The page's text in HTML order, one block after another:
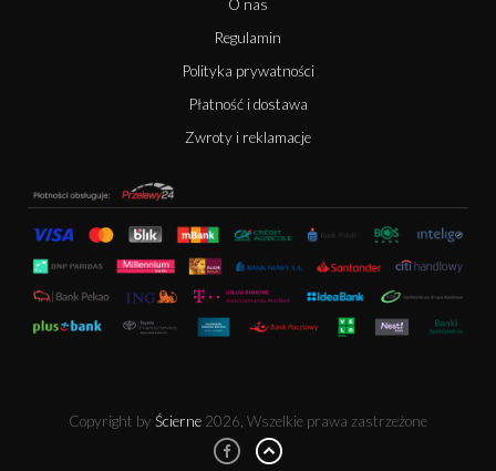
O nas
Regulamin
Polityka prywatności
Płatność i dostawa
Zwroty i reklamacje
Copyright by Ścierne 2026, Wszelkie prawa zastrzeżone